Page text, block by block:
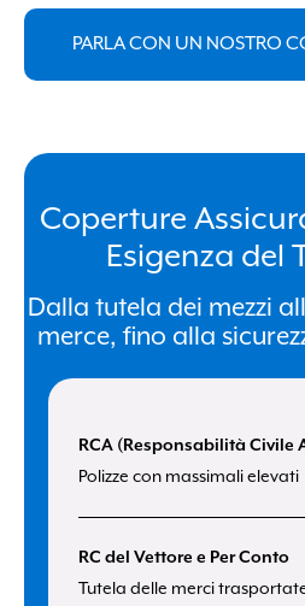
PARLA CON UN NOSTRO
Coperture
Esigenza del
Dalla tutela dei mezzi
merce, fino alla
RCA (Responsabilità Civile
Polizze con massimali elevati
RC del Vettore e Per Conto
Tutela delle merci